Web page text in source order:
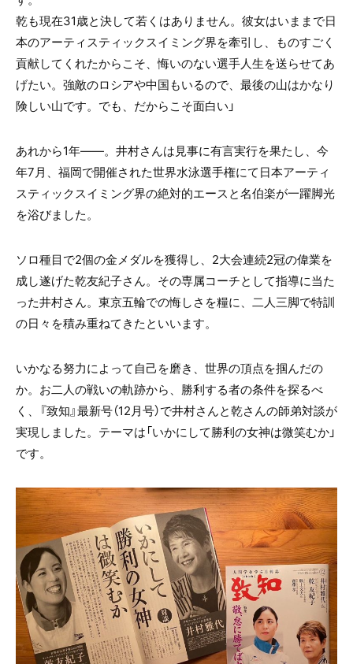
乾も現在31歳と決して若くはありません。彼女はいままで日
本のアーティスティックスイミング界を牽引し、ものすごく
貢献してくれたからこそ、悔いのない選手人生を送らせてあ
げたい。強敵のロシアや中国もいるので、最後の山はかなり
険しい山です。でも、だからこそ面白い」
あれから1年――。井村さんは見事に有言実行を果たし、今
年7月、福岡で開催された世界水泳選手権にて日本アーティ
スティックスイミング界の絶対的エースと名伯楽が一躍脚光
を浴びました。
ソロ種目で2個の金メダルを獲得し、2大会連続2冠の偉業を
成し遂げた乾友紀子さん。その専属コーチとして指導に当た
った井村さん。東京五輪での悔しさを糧に、二人三脚で特訓
の日々を積み重ねてきたといいます。
いかなる努力によって自己を磨き、世界の頂点を掴んだの
か。お二人の戦いの軌跡から、勝利する者の条件を探るべ
く、『致知』最新号（12月号）で井村さんと乾さんの師弟対談が
実現しました。テーマは「いかにして勝利の女神は微笑むか」
です。